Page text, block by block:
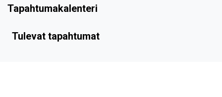
Tapahtumakalenteri
Tulevat tapahtumat